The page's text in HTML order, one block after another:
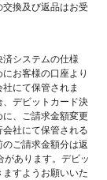
換及び返品はお受
済システムの仕様
お客様の口座より
にて保管されま
デビットカード決
、ご請求金額変更
社にて保管される
ご請求金額分は返
あります。デビッ
すようお願いいた